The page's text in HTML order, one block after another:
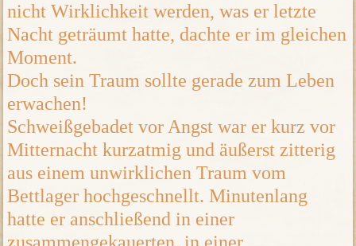
nicht Wirklichkeit werden, was er letzte
Nacht geträumt hatte, dachte er im gleichen
Moment.
Doch sein Traum sollte gerade zum Leben
erwachen!
Schweißgebadet vor Angst war er kurz vor
Mitternacht kurzatmig und äußerst zitterig
aus einem unwirklichen Traum vom
Bettlager hochgeschnellt. Minutenlang
hatte er anschließend in einer